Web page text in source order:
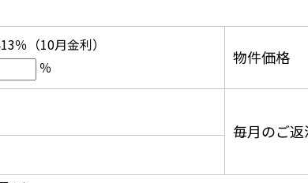
％（10月金利）
％ 物件価格
毎月のご